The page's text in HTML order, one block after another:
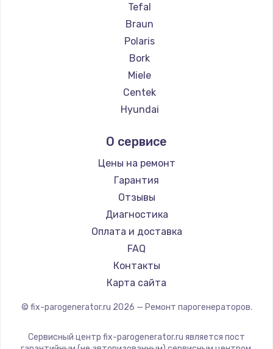
Tefal
Braun
Polaris
Bork
Miele
Centek
Hyundai
DELTA
Silter
Chayka
Beko
Vivitek
RED solution
О сервисе
Цены на ремонт
Гарантия
Отзывы
Диагностика
Оплата и доставка
FAQ
Контакты
Карта сайта
© fix-parogenerator.ru 2026 — Ремонт парогенераторов.
Сервисный центр fix-parogenerator.ru является пост